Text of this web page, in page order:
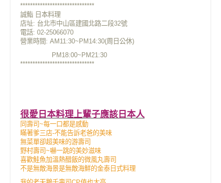
******************************
誠鮨 日本料理
店址: 台北市中山區建國北路二段32號
電話: 02-25066070
營業時間: AM11:30~PM14:30(周日公休)
PM18:00~PM21:30
******************************
很愛日本料理上輩子應該日本人
同壽司~每一口都是感動
瞞著爹三店-不能告訴老爸的美味
無菜單卻超美味的游壽司
野村壽司~嚇一跳的美妙滋味
喜歡鮭魚加溫熱醋飯的微風丸壽司
不是無敵海景是無敵海鮮的金泰日式料理